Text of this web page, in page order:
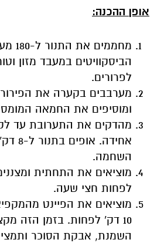
אופן ההכנה:
הביסקוויטים במעבד מזון
לפרורים.
מערבבים בקערה את
ומוסיפים את החמאה
מהדקים את התערובת עד
אחידה.
השחמה.
מוציאים את התחתית
לפחות חצי שעה.
מוציאים את הפיינט
10 דק' לפחות. בזמן הזה
השמנת, אבקת הסוכר